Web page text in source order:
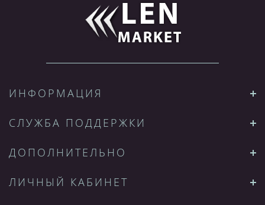
ИНФОРМАЦИЯ
СЛУЖБА ПОДДЕРЖКИ
ДОПОЛНИТЕЛЬНО
ЛИЧНЫЙ КАБИНЕТ